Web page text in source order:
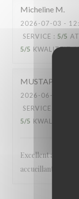
Micheline M
2026-07-03 -
SERVICE : 5/5
5/5 KWALITEIT /
MUSTAPHA
2026-06-27
-
SERVICE
5/5 KWALITEIT /
Excellent accueil
accueillant et aux